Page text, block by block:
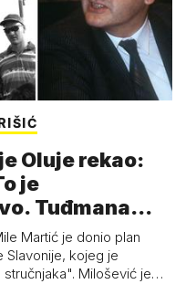
Oluje rekao:
je
Tuđmana
Martić je donio plan
Slavonije, kojeg je
stručnjaka". Milošević je…